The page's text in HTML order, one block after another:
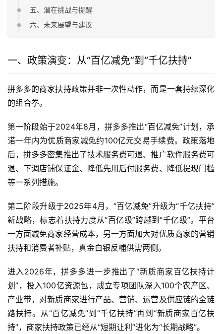
五、潜在挑战与提醒
六、未来展望与建议
一、政策演变：从“百亿减免”到“千亿扶持”
拼多多的商家扶持政策并非一次性动作，而是一套持续深化
的组合拳。
第一阶段始于2024年8月，拼多多推出“百亿减免”计划，承
诺一年内为优质商家减免约100亿元交易手续费。政策落地
后，拼多多密集推出了技术服务费可退、推广软件服务费可
退、下调店铺保证金、降低先用后付服务费、降低提现门槛
等一系列措施。
第二阶段升级于2025年4月，“百亿减免”升级为“千亿扶持”
新战略，标志着扶持力度从“百亿级”跨越到“千亿级”。平台
一方面减免商家经营成本，另一方面加大对优质商家的营销
扶持和消费者补贴，真金白银反哺供需两侧。
进入2026年，拼多多进一步推出了“新质商家百亿扶持计
划”，投入100亿资源包，成立专项团队深入100个农产区、
产业带，对新质商家进行产品、营销、运营及供应链的全链
路扶持。从“百亿减免”到“千亿扶持”再到“新质商家百亿扶
持”，商家扶持政策已经从“短期让利”进化为“长期战略”。